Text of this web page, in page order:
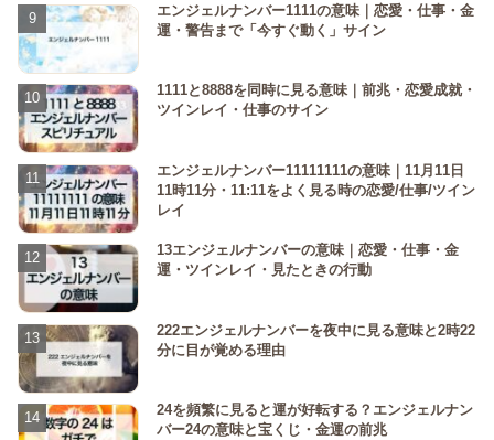
エンジェルナンバー1111の意味｜恋愛・仕事・金
運・警告まで「今すぐ動く」サイン
1111と8888を同時に見る意味｜前兆・恋愛成就・
ツインレイ・仕事のサイン
エンジェルナンバー11111111の意味｜11月11日
11時11分・11:11をよく見る時の恋愛/仕事/ツイン
レイ
13エンジェルナンバーの意味｜恋愛・仕事・金
運・ツインレイ・見たときの行動
222エンジェルナンバーを夜中に見る意味と2時22
分に目が覚める理由
24を頻繁に見ると運が好転する？エンジェルナン
バー24の意味と宝くじ・金運の前兆